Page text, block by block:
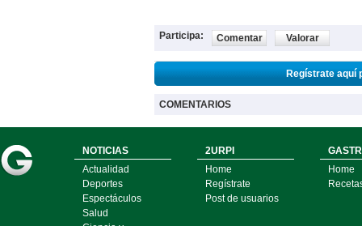
Participa: Comentar Valorar
Regístrate aquí
COMENTARIOS
NOTICIAS
Actualidad
Deportes
Espectáculos
Salud
2URPI
Home
Regístrate
Post de usuarios
Home